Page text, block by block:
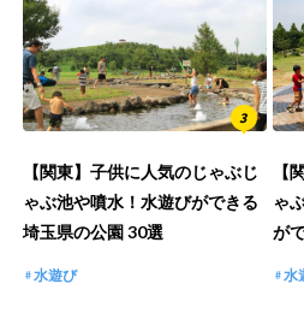
【関東】子供に人気のじゃぶじ
ゃぶ池や噴水！水遊びができる
埼玉県の公園 30選
水遊び
【
ゃ
が
水